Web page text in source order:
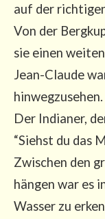
auf der
Von der
sie einen
Jean-Clau­de
hin­weg­zu­se­hen.
Der India­ner,
“Siehst du das
Zwi­schen den
hän­gen war es
Was­ser zu